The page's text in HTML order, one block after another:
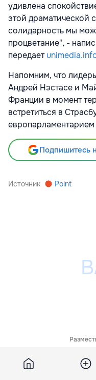
удивлена
этой драматической
солидарность мы
процветание", -
передает
Напомним, что
Андрей Нэстасе и
Франции в момент
встретиться в
Подпишитесь
Источник Point